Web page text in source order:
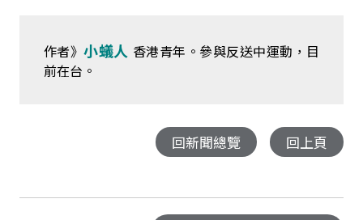
作者》小蟻人 香港青年。參與反送中運動，目
前在台。
回新聞總覽 回上頁